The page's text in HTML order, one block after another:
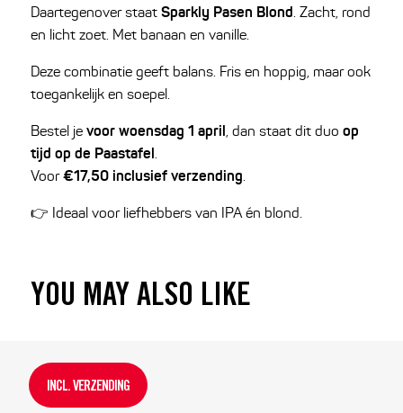
Daartegenover staat Sparkly Pasen Blond. Zacht, rond
en licht zoet. Met banaan en vanille.
Deze combinatie geeft balans. Fris en hoppig, maar ook
toegankelijk en soepel.
Bestel je voor woensdag 1 april, dan staat dit duo op
tijd op de Paastafel.
Voor€17,50 inclusief verzending.
👉 Ideaal voor liefhebbers van IPA én blond.
YOU MAY ALSO LIKE
INCL. VERZENDING